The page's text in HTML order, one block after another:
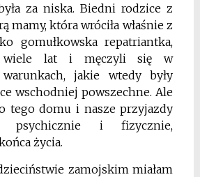
za niska. Biedni rodzice z
mamy, która wróciła właśnie z
gomułkowska repatriantka,
wiele lat i męczyli się w
jakie wtedy były
wschodniej powszechne. Ale
tego domu i nasze przyjazdy
psychicznie i fizycznie,
życia.
zamojskim miałam